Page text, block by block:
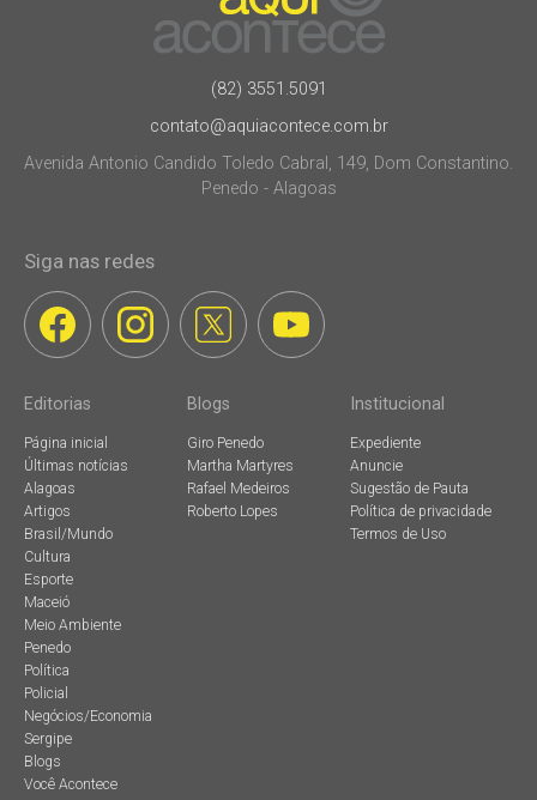
(82) 3551.5091
contato@aquiacontece.com.br
Avenida Antonio Candido Toledo Cabral, 149, Dom Constantino.
Penedo - Alagoas
Siga nas redes
Editorias
Página inicial
Últimas notícias
Alagoas
Artigos
Brasil/Mundo
Cultura
Esporte
Maceió
Meio Ambiente
Penedo
Política
Policial
Negócios/Economia
Sergipe
Blogs
Você Acontece
Blogs
Giro Penedo
Martha Martyres
Rafael Medeiros
Roberto Lopes
Institucional
Expediente
Anuncie
Sugestão de Pauta
Política de privacidade
Termos de Uso